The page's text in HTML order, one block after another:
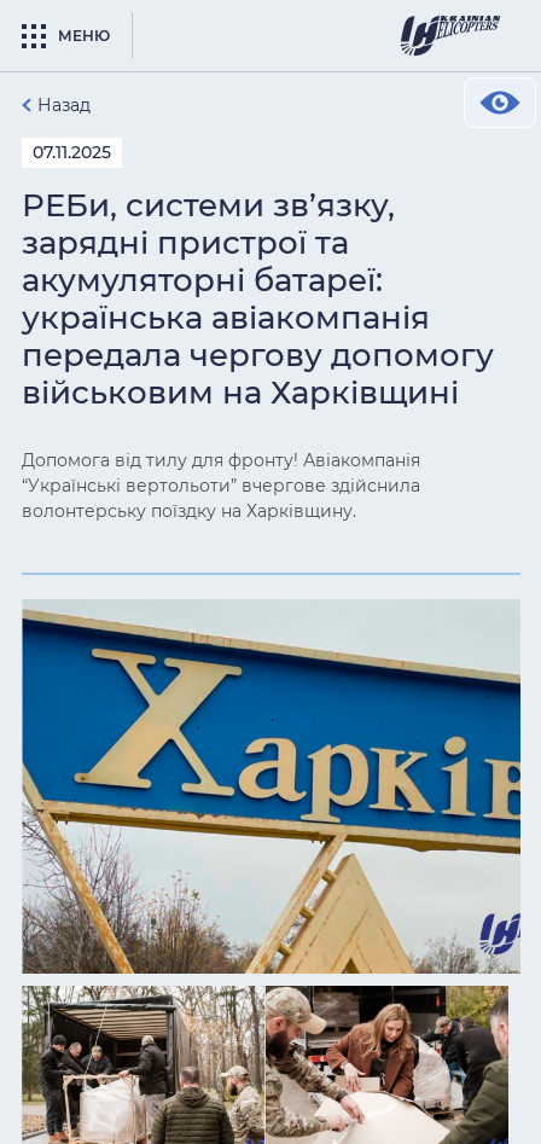
МЕНЮ
Назад
07.11.2025
РЕБи, системи зв’язку,
зарядні пристрої та
акумуляторні батареї:
українська авіакомпанія
передала чергову допомогу
військовим на Харківщині
Допомога від тилу для фронту! Авіакомпанія
“Українські вертольоти” вчергове здійснила
волонтерську поїздку на Харківщину.